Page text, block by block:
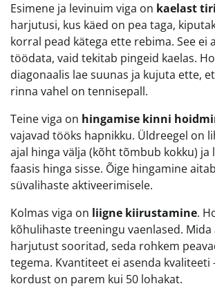
Esimene ja levinuim viga on kaelast
harjutusi, kus käed on pea taga,
korral pead kätega ette rebima. See ei
töödata, vaid tekitab pingeid kaelas.
diagonaalis lae suunas ja kujuta ette,
rinna vahel on tennisepall.
Teine viga on hingamise kinni
vajavad tööks hapnikku. Üldreegel on
ajal hinga välja (kõht tõmbub kokku) ja
faasis hinga sisse. Õige hingamine
süvalihaste aktiveerimisele.
Kolmas viga on liigne kiirustamine.
kõhulihaste treeningu vaenlased. Mida
harjutust sooritad, seda rohkem
tegema. Kvantiteet ei asenda kvaliteeti
kordust on parem kui 50 lohakat.